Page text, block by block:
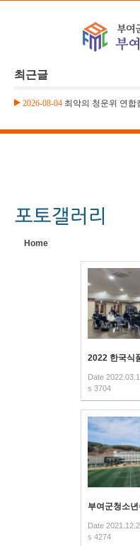
최근글
2026-08-04 최악의 청운위 연합
2026-08-04 최악의 청운위 연합
Home
2022 한국식
Date
s 3704
부여군청소
Date
s 4274